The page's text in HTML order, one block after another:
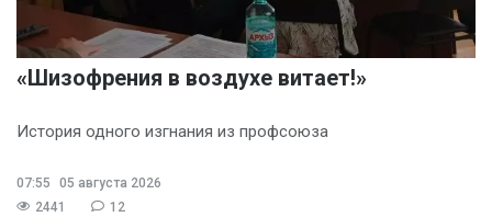
«Шизофрения в воздухе витает!»
История одного изгнания из профсоюза
07:55
05 августа 2026
2441
12